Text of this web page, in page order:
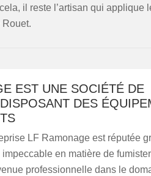
il reste l’artisan qui applique
Rouet.
EST UNE SOCIÉTÉ DE
DES
LF Ramonage est réputée
en matière de
professionnelle dans le